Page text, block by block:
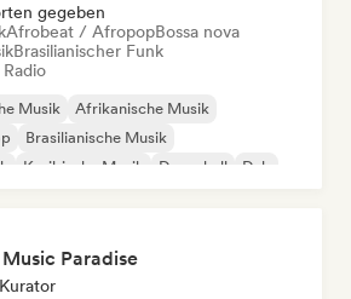
gegeben
Afrobeat / AfropopBossa nova
Brasilianischer Funk
Musik
Afrikanische Musik
Brasilianische Musik
Karibische Musik Dancehall Dub
Paradise